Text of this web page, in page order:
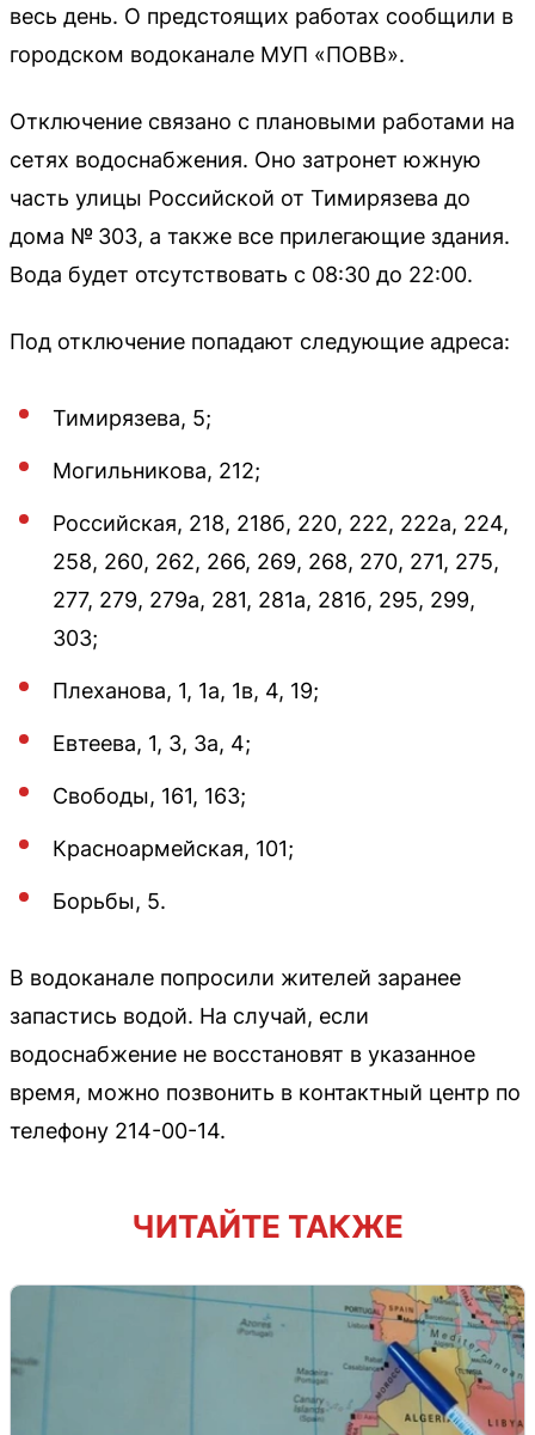
весь день. О предстоящих работах сообщили в
городском водоканале МУП «ПОВВ».
Отключение связано с плановыми работами на
сетях водоснабжения. Оно затронет южную
часть улицы Российской от Тимирязева до
дома № 303, а также все прилегающие здания.
Вода будет отсутствовать с 08:30 до 22:00.
Под отключение попадают следующие адреса:
Тимирязева, 5;
Могильникова, 212;
Российская, 218, 218б, 220, 222, 222а, 224,
258, 260, 262, 266, 269, 268, 270, 271, 275,
277, 279, 279а, 281, 281а, 281б, 295, 299,
303;
Плеханова, 1, 1а, 1в, 4, 19;
Евтеева, 1, 3, 3а, 4;
Свободы, 161, 163;
Красноармейская, 101;
Борьбы, 5.
В водоканале попросили жителей заранее
запастись водой. На случай, если
водоснабжение не восстановят в указанное
время, можно позвонить в контактный центр по
телефону 214-00-14.
ЧИТАЙТЕ ТАКЖЕ